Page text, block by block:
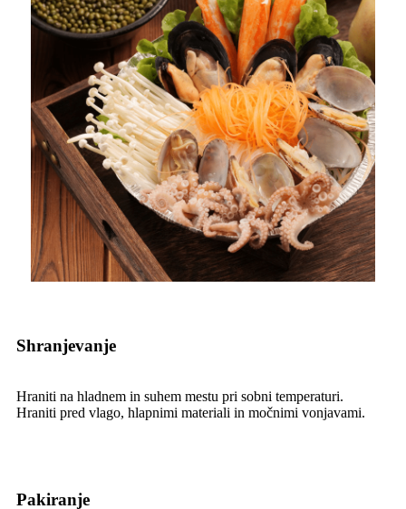
Shranjevanje
Hraniti na hladnem in suhem mestu pri sobni temperaturi.
Hraniti pred vlago, hlapnimi materiali in močnimi vonjavami.
Pakiranje